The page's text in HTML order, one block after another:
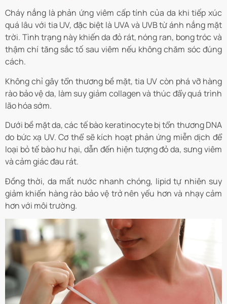
Cháy nắng là phản ứng viêm cấp tính của da khi tiếp xúc
quá lâu với tia UV, đặc biệt là UVA và UVB từ ánh nắng mặt
trời. Tình trạng này khiến da đỏ rát, nóng ran, bong tróc và
thậm chí tăng sắc tố sau viêm nếu không chăm sóc đúng
cách.
Không chỉ gây tổn thương bề mặt, tia UV còn phá vỡ hàng
rào bảo vệ da, làm suy giảm collagen và thúc đẩy quá trình
lão hóa sớm.
Dưới bề mặt da, các tế bào keratinocyte bị tổn thương DNA
do bức xạ UV. Cơ thể sẽ kích hoạt phản ứng miễn dịch để
loại bỏ tế bào hư hại, dẫn đến hiện tượng đỏ da, sưng viêm
và cảm giác đau rát.
Đồng thời, da mất nước nhanh chóng, lipid tự nhiên suy
giảm khiến hàng rào bảo vệ trở nên yếu hơn và nhạy cảm
hơn với môi trường.